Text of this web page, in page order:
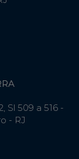
Sl 509 a 516 -
- RJ